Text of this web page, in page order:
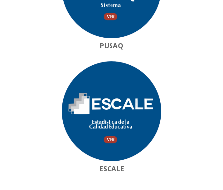
PUSAQ
ESCALE